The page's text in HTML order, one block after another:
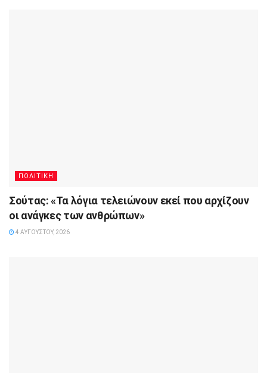
ΠΟΛΙΤΙΚΗ
Σούτας: «Τα λόγια τελειώνουν εκεί που αρχίζουν
οι ανάγκες των ανθρώπων»
4 ΑΥΓΟΎΣΤΟΥ, 2026